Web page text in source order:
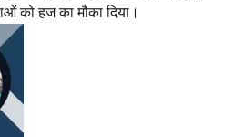
को हज का मौका दिया।